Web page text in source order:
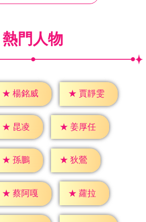
熱門人物
★ 楊銘威 ★ 賈靜雯
★ 昆凌 ★ 姜厚任
★ 孫鵬 ★ 狄鶯
★ 蔡阿嘎 ★ 蘿拉